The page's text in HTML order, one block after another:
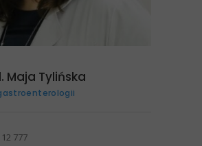
Maja Tylińska
777